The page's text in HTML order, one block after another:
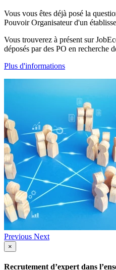
Vous vous êtes déjà posé la
Pouvoir Organisateur d'un
Vous trouverez à présent sur
déposés par des PO en recherche
Plus d'informations
Previous Next
×
Recrutement d’expert dans